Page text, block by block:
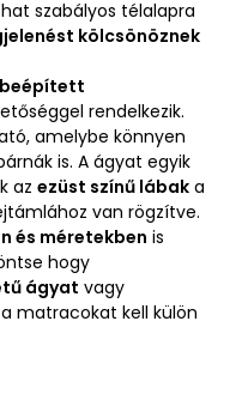
szabályos télalapra
kölcsönöznek
rendelkezik.
amelybe könnyen
is. A ágyat egyik
az ezüst színű lábak a
van rögzítve.
és méretekben is
hogy
ágyat vagy
a matracokat kell külön